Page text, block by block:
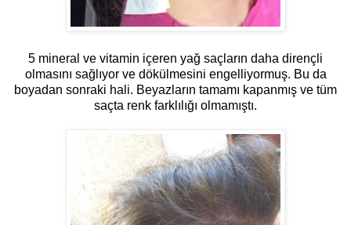
5 mineral ve vitamin içeren yağ saçların daha dirençli
olmasını sağlıyor ve dökülmesini engelliyormuş. Bu da
boyadan sonraki hali. Beyazların tamamı kapanmış ve tüm
saçta renk farklılığı olmamıştı.